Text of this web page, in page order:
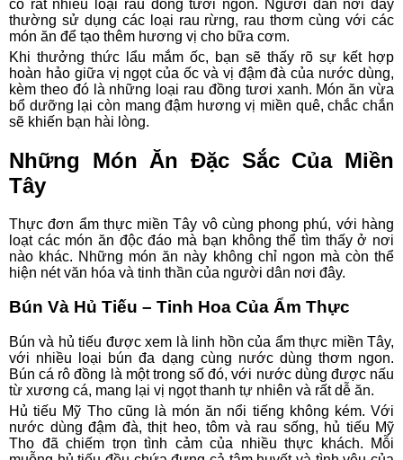
có rất nhiều loại rau đồng tươi ngon. Người dân nơi đây
thường sử dụng các loại rau rừng, rau thơm cùng với các
món ăn để tạo thêm hương vị cho bữa cơm.
Khi thưởng thức lẩu mắm ốc, bạn sẽ thấy rõ sự kết hợp
hoàn hảo giữa vị ngọt của ốc và vị đậm đà của nước dùng,
kèm theo đó là những loại rau đồng tươi xanh. Món ăn vừa
bổ dưỡng lại còn mang đậm hương vị miền quê, chắc chắn
sẽ khiến bạn hài lòng.
Những Món Ăn Đặc Sắc Của Miền
Tây
Thực đơn ẩm thực miền Tây vô cùng phong phú, với hàng
loạt các món ăn độc đáo mà bạn không thể tìm thấy ở nơi
nào khác. Những món ăn này không chỉ ngon mà còn thể
hiện nét văn hóa và tinh thần của người dân nơi đây.
Bún Và Hủ Tiếu – Tinh Hoa Của Ẩm Thực
Bún và hủ tiếu được xem là linh hồn của ẩm thực miền Tây,
với nhiều loại bún đa dạng cùng nước dùng thơm ngon.
Bún cá rô đồng là một trong số đó, với nước dùng được nấu
từ xương cá, mang lại vị ngọt thanh tự nhiên và rất dễ ăn.
Hủ tiếu Mỹ Tho cũng là món ăn nổi tiếng không kém. Với
nước dùng đậm đà, thịt heo, tôm và rau sống, hủ tiếu Mỹ
Tho đã chiếm trọn tình cảm của nhiều thực khách. Mỗi